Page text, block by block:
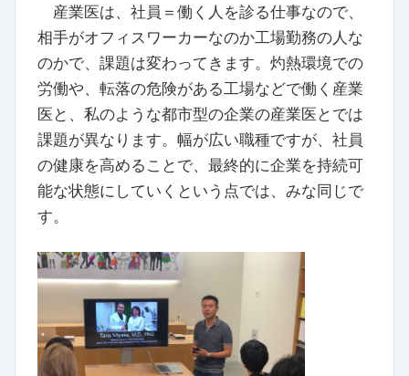
産業医は、社員＝働く人を診る仕事なので、
相手がオフィスワーカーなのか工場勤務の人な
のかで、課題は変わってきます。灼熱環境での
労働や、転落の危険がある工場などで働く産業
医と、私のような都市型の企業の産業医とでは
課題が異なります。幅が広い職種ですが、社員
の健康を高めることで、最終的に企業を持続可
能な状態にしていくという点では、みな同じで
す。